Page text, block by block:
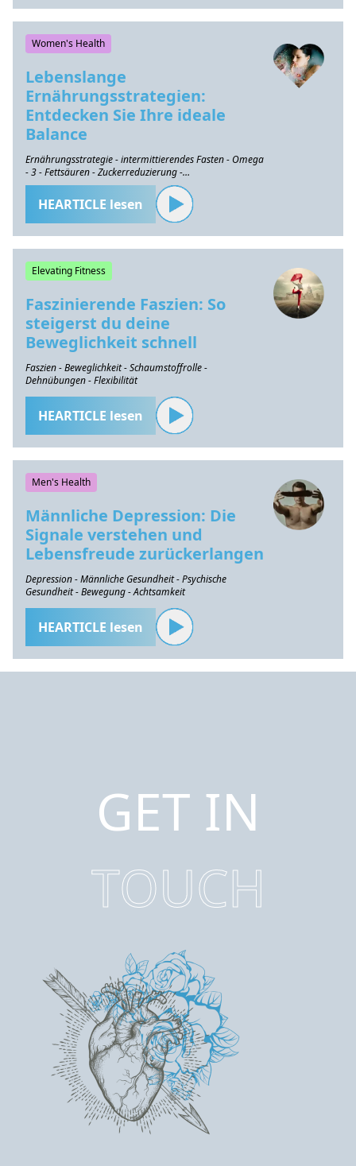
Women's Health
Lebenslange
Ernährungsstrategien:
Entdecken Sie Ihre ideale
Balance
Ernährungsstrategie - intermittierendes Fasten - Omega
- 3 - Fettsäuren - Zuckerreduzierung -
Gesundheitserhaltung
HEARTICLE lesen
Elevating Fitness
Faszinierende Faszien: So
steigerst du deine
Beweglichkeit schnell
Faszien - Beweglichkeit - Schaumstoffrolle -
Dehnübungen - Flexibilität
HEARTICLE lesen
Men's Health
Männliche Depression: Die
Signale verstehen und
Lebensfreude zurückerlangen
Depression - Männliche Gesundheit - Psychische
Gesundheit - Bewegung - Achtsamkeit
HEARTICLE lesen
GET IN
TOUCH